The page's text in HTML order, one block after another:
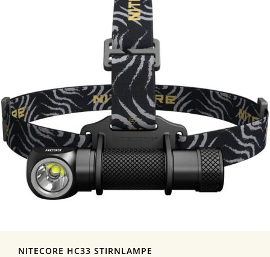
NITECORE HC33 STIRNLAMPE